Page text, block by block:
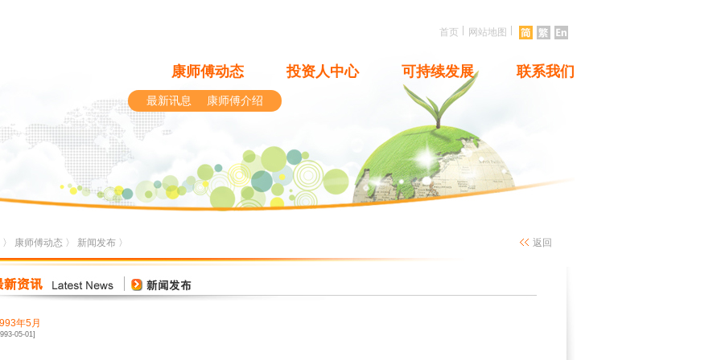
首页 网站地图
康师傅动态 投资人中心 可持续发展 联系我们
最新讯息 康师傅介绍
〉 康师傅动态 〉 新闻发布 〉 返回
年5月
05-01]